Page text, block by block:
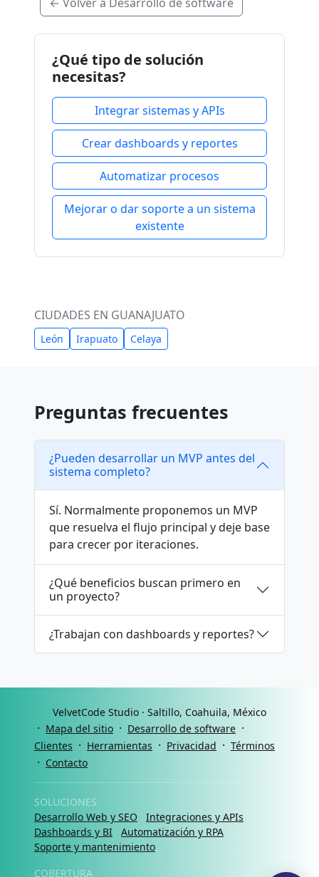
¿Qué tipo de solución
necesitas?
Integrar sistemas y APIs
Crear dashboards y reportes
Automatizar procesos
Mejorar o dar soporte a un sistema
existente
CIUDADES EN GUANAJUATO
León Irapuato Celaya
Preguntas frecuentes
¿Pueden desarrollar un MVP antes del
sistema completo?
Sí. Normalmente proponemos un MVP
que resuelva el flujo principal y deje base
para crecer por iteraciones.
¿Qué beneficios buscan primero en
un proyecto?
¿Trabajan con dashboards y reportes?
VelvetCode Studio · Saltillo, Coahuila, México
· Mapa del sitio · Desarrollo de software ·
Clientes · Herramientas · Privacidad · Términos
· Contacto
SOLUCIONES
Desarrollo Web y SEO
Integraciones y APIs
Dashboards y BI
Automatización y RPA
Soporte y mantenimiento
COBERTURA